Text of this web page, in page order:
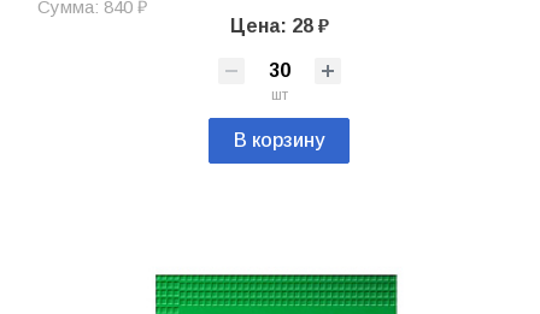
Сумма: 840 ₽
Цена: 28 ₽
шт
В корзину